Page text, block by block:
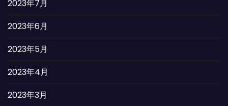
2023年7月
2023年6月
2023年5月
2023年4月
2023年3月